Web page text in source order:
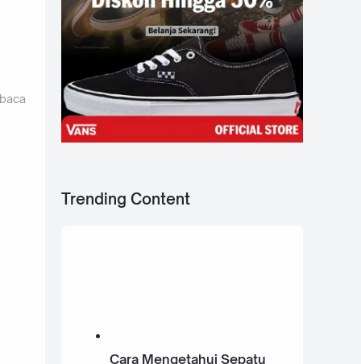
Trending Content
Cara Mengetahui Sepatu